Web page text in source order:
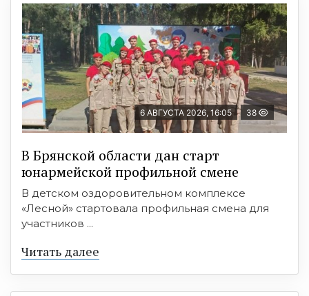
6 АВГУСТА 2026, 16:05 38
В Брянской области дан старт
юнармейской профильной смене
В детском оздоровительном комплексе
«Лесной» стартовала профильная смена для
участников ...
Читать далее